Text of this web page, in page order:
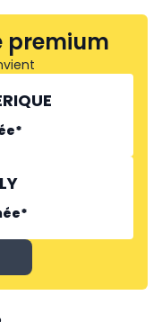
premium
*
*